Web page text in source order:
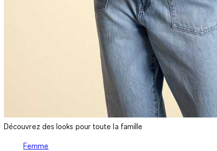
Découvrez des looks pour toute la famille
Femme